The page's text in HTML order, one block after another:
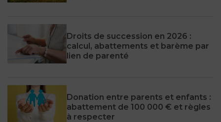
Droits de succession en 2026 :
calcul, abattements et barème par
lien de parenté
Donation entre parents et enfants :
abattement de 100 000 € et règles
à respecter